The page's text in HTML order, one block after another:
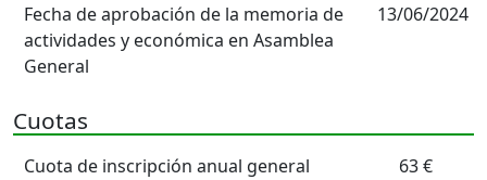
Fecha de aprobación de la memoria de
actividades y económica en Asamblea
General
13/06/2024
Cuotas
Cuota de inscripción anual general
63 €